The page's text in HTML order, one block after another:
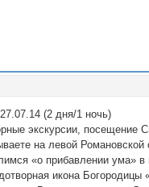
(2 дня/1 ночь)
экскурсии, посещение
на левой Романовской
«о прибавлении ума»
икона